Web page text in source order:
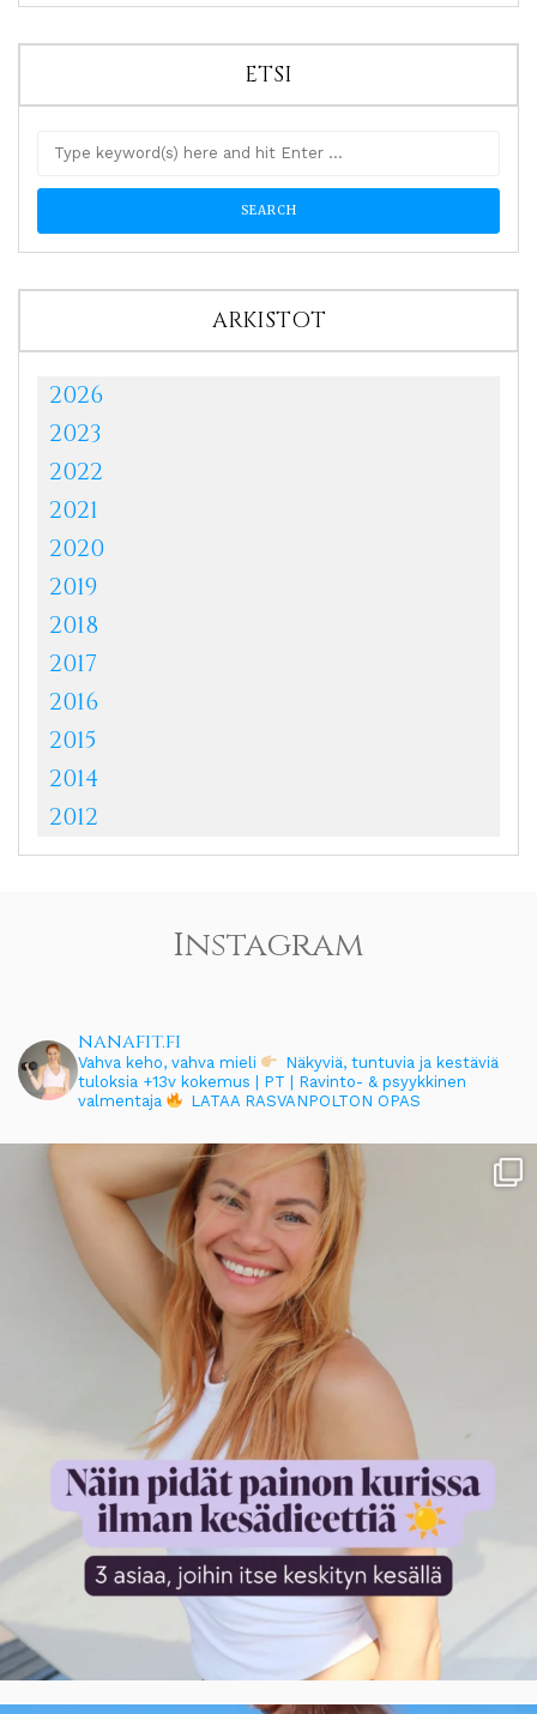
ETSI
ARKISTOT
2026
2023
2022
2021
2020
2019
2018
2017
2016
2015
2014
2012
Instagram
nanafit.fi
Vahva keho, vahva mieli
Näkyviä, tuntuvia ja kestäviä
tuloksia +13v kokemus | PT | Ravinto- & psyykkinen
valmentaja
LATAA RASVANPOLTON OPAS